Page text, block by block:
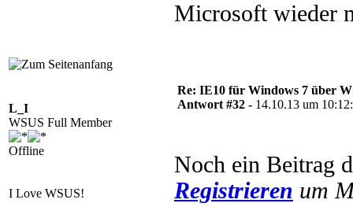
Microsoft wieder
L_I
WSUS Full Member
Offline
I Love WSUS!
Re: IE10 für Windows 7 über
Antwort #32 - 14.10.13 um
Noch ein Beitrag
Registrieren um